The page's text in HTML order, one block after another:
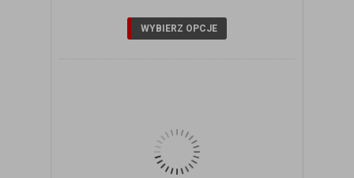
WYBIERZ OPCJE